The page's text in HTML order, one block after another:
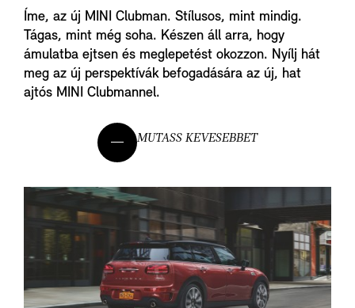
KONFIGURÁLÁS
TEKINTSD MEG A KÍNÁLATOT
VÁLASSZ MINI MÁRKAKERESKEDŐT
Íme, az új MINI Clubman. Stílusos, mint mindig.
Tágas, mint még soha. Készen áll arra, hogy
ámulatba ejtsen és meglepetést okozzon. Nyílj hát
meg az új perspektívák befogadására az új, hat
ajtós MINI Clubmannel.
MUTASS KEVESEBBET